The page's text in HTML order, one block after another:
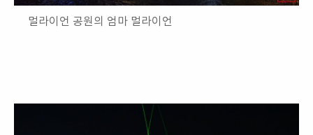
멀라이언 공원의 엄마 멀라이언